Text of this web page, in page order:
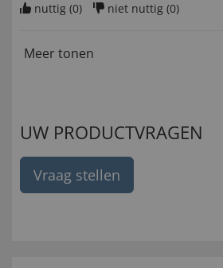
nuttig (0) niet nuttig (0)
Meer tonen
UW PRODUCTVRAGEN
Vraag stellen